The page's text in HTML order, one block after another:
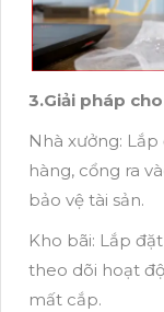
3.Giải pháp
Nhà xưởng:
hàng, cổng ra
bảo vệ tài sản.
Kho bãi: Lắp
theo dõi hoạt
mất cắp.